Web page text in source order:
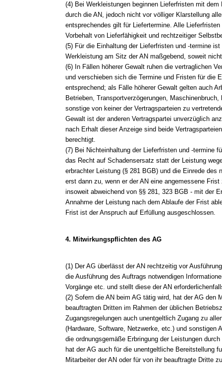
(4) Bei Werkleistungen beginnen Lieferfristen mit
durch die AN, jedoch nicht vor völliger Klarstellung
entsprechendes gilt für Liefertermine. Alle
Vorbehalt von Lieferfähigkeit und rechtzeitiger
(5) Für die Einhaltung der Lieferfristen und -termine
Werkleistung am Sitz der AN maßgebend, soweit
(6) In Fällen höherer Gewalt ruhen die vertraglichen
und verschieben sich die Termine und Fristen für die
entsprechend; als Fälle höherer Gewalt gelten auch
Betrieben, Transportverzögerungen,
sonstige von keiner der Vertragsparteien zu
Gewalt ist der anderen Vertragspartei unverzüglich
nach Erhalt dieser Anzeige sind beide
berechtigt.
(7) Bei Nichteinhaltung der Lieferfristen und -termine
das Recht auf Schadensersatz statt der Leistung
erbrachter Leistung (§ 281 BGB) und die Einrede des
erst dann zu, wenn er der AN eine angemessene
insoweit abweichend von §§ 281, 323 BGB - mit der
Annahme der Leistung nach dem Ablaufe der Frist
Frist ist der Anspruch auf Erfüllung ausgeschlossen.
4. Mitwirkungspflichten des AG
(1) Der AG überlässt der AN rechtzeitig vor
die Ausführung des Auftrags notwendigen
Vorgänge etc. und stellt diese der AN
(2) Sofern die AN beim AG tätig wird, hat der AG den
beauftragten Dritten im Rahmen der üblichen
Zugangsregelungen auch unentgeltlich Zugang zu
(Hardware, Software, Netzwerke, etc.) und sonstigen
die ordnungsgemäße Erbringung der Leistungen
hat der AG auch für die unentgeltliche Bereitstellung
Mitarbeiter der AN oder für von ihr beauftragte Dritte